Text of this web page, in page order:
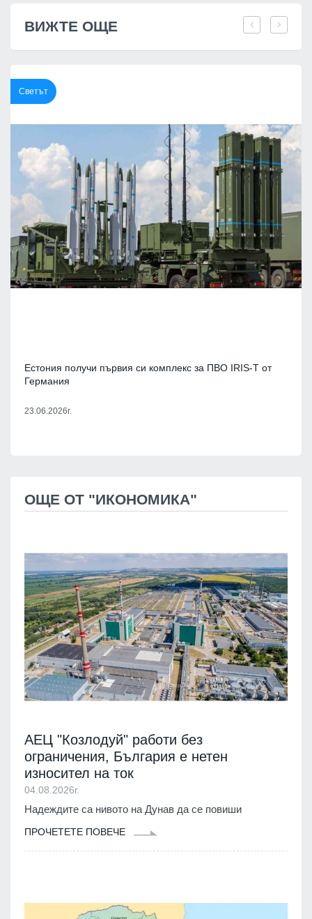
ВИЖТЕ ОЩЕ
Светът
Естония получи първия си комплекс за ПВО IRIS-Т от
Германия
23.06.2026г.
ОЩЕ ОТ "ИКОНОМИКА"
АЕЦ "Козлодуй" работи без
ограничения, България е нетен
износител на ток
04.08.2026г.
Надеждите са нивото на Дунав да се повиши
ПРОЧЕТЕТЕ ПОВЕЧЕ